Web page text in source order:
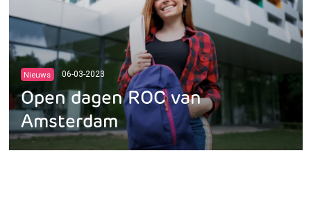
Nieuws 06-03-2023
Open dagen ROC van
Amsterdam